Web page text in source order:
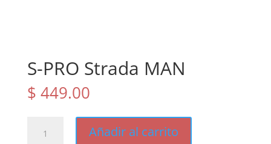
S-PRO Strada MAN
$ 449.00
Añadir al carrito